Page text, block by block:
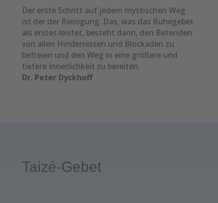
Der erste Schritt auf jedem mystischen Weg
ist der der Reinigung. Das, was das Ruhegebet
als erstes leistet, besteht darin, den Betenden
von allen Hindernissen und Blockaden zu
befreien und den Weg in eine größere und
tiefere Innerlichkeit zu bereiten.
Dr. Peter Dyckhoff
Taizé-Gebet